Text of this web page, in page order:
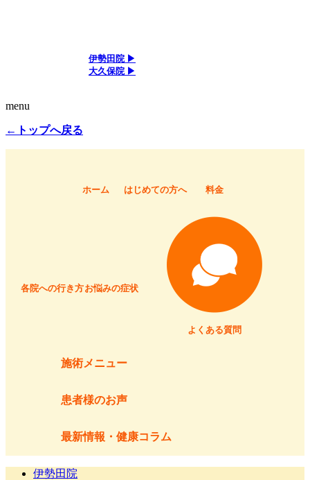
伊勢田院 ▶
大久保院 ▶
menu
←トップへ戻る
ホーム はじめての方へ 料金
各院への行き方お悩みの症状
よくある質問
施術メニュー
患者様のお声
最新情報・健康コラム
伊勢田院